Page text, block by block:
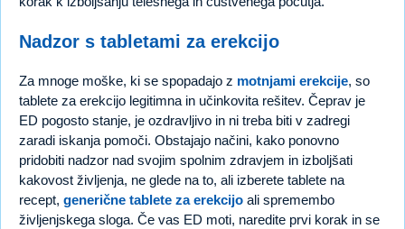
Nadzor s tabletami za erekcijo
Za mnoge moške, ki se spopadajo z motnjami erekcije, so
tablete za erekcijo legitimna in učinkovita rešitev. Čeprav je
ED pogosto stanje, je ozdravljivo in ni treba biti v zadregi
zaradi iskanja pomoči. Obstajajo načini, kako ponovno
pridobiti nadzor nad svojim spolnim zdravjem in izboljšati
kakovost življenja, ne glede na to, ali izberete tablete na
recept, generične tablete za erekcijo ali spremembo
življenjskega sloga. Če vas ED moti, naredite prvi korak in se